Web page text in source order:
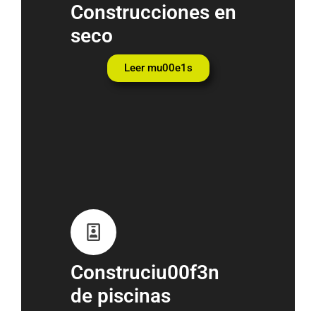
Construcciones en
seco
Leer mu00e1s
Construciu00f3n
de piscinas